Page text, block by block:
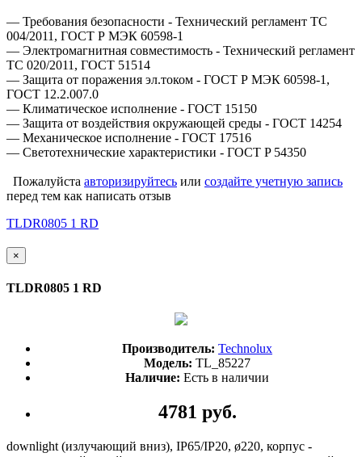
— Требования безопасности - Технический регламент ТС
004/2011, ГОСТ Р МЭК 60598-1
— Электромагнитная совместимость - Технический регламент
ТС 020/2011, ГОСТ 51514
— Защита от поражения эл.током - ГОСТ Р МЭК 60598-1,
ГОСТ 12.2.007.0
— Климатическое исполнение - ГОСТ 15150
— Защита от воздействия окружающей среды - ГОСТ 14254
— Механическое исполнение - ГОСТ 17516
— Светотехнические характеристики - ГОСТ P 54350
Пожалуйста авторизируйтесь или создайте учетную запись
перед тем как написать отзыв
TLDR0805 1 RD
×
TLDR0805 1 RD
Производитель: Technolux
Модель: TL_85227
Наличие: Есть в наличии
4781 руб.
downlight (излучающий вниз), IP65/IP20, ø220, корпус -